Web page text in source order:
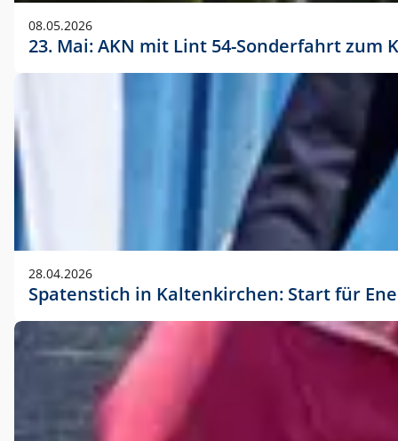
08.05.2026
23. Mai: AKN mit Lint 54-Sonderfahrt
28.04.2026
Spatenstich in Kaltenkirchen: Start für